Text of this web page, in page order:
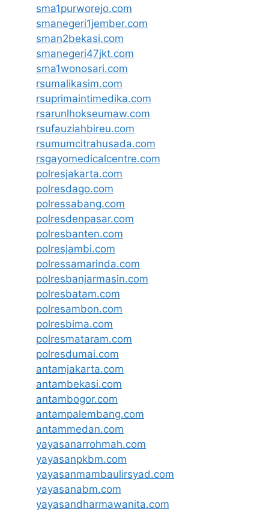
sma1purworejo.com
smanegeri1jember.com
sman2bekasi.com
smanegeri47jkt.com
sma1wonosari.com
rsumalikasim.com
rsuprimaintimedika.com
rsarunlhokseumaw.com
rsufauziahbireu.com
rsumumcitrahusada.com
rsgayomedicalcentre.com
polresjakarta.com
polresdago.com
polressabang.com
polresdenpasar.com
polresbanten.com
polresjambi.com
polressamarinda.com
polresbanjarmasin.com
polresbatam.com
polresambon.com
polresbima.com
polresmataram.com
polresdumai.com
antamjakarta.com
antambekasi.com
antambogor.com
antampalembang.com
antammedan.com
yayasanarrohmah.com
yayasanpkbm.com
yayasanmambaulirsyad.com
yayasanabm.com
yayasandharmawanita.com